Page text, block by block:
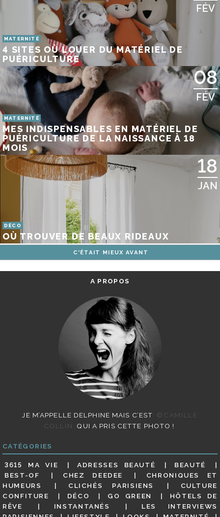
FÉV
MATERNITÉ
4 SITES OÙ LOUER DU MATÉRIEL DE
PUÉRICULTURE
08
FÉV
MATERNITÉ
MES INDISPENSABLES EN MATÉRIEL DE
PUÉRICULTURE DE LA NAISSANCE À 18
MOIS
18
JAN
DÉCO
OÙ TROUVER DE BEAUX RIDEAUX
C'ÉTAIT MIEUX AVANT
A PROPOS
JE M’APPELLE DELPHINE MAIS C’EST
©CAMILLE
COLLIN
QUI A PRIS CETTE PHOTO !
CATÉGORIES
3615 MA VIE ADRESSES BEAUTÉ
BEAUTÉ
BEST-OF
CHEZ DEEDEE
CHRONIQUES ET
HUMEURS
CLICHÉS PARISIENS
CULTURE
CONFITURE
DÉCO GO GREEN
HÔTELS DE
RÊVE
INSTANTANÉS
LES INTERVIEWS